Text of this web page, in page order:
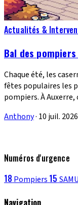
Actualités &
Bal des
Chaque été, les
fêtes populaires les
pompiers. À Auxerre,
Anthony· 10 juil. 2026
Numéros d'urgence
18 Pompiers 15 SAMU
Navigation